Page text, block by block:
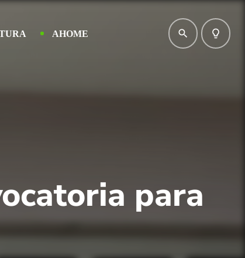
AHOME search lightbulb_outline
para